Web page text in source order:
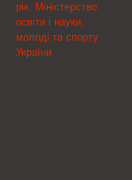
рік, Міністерство
освіти і науки,
молоді та спорту
України